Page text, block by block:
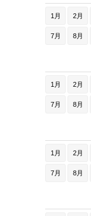
1月 2月
7月 8月
1月 2月
7月 8月
1月 2月
7月 8月